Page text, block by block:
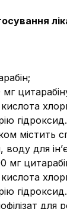
гідроксид.
містить
для
мг
гідроксид.
для